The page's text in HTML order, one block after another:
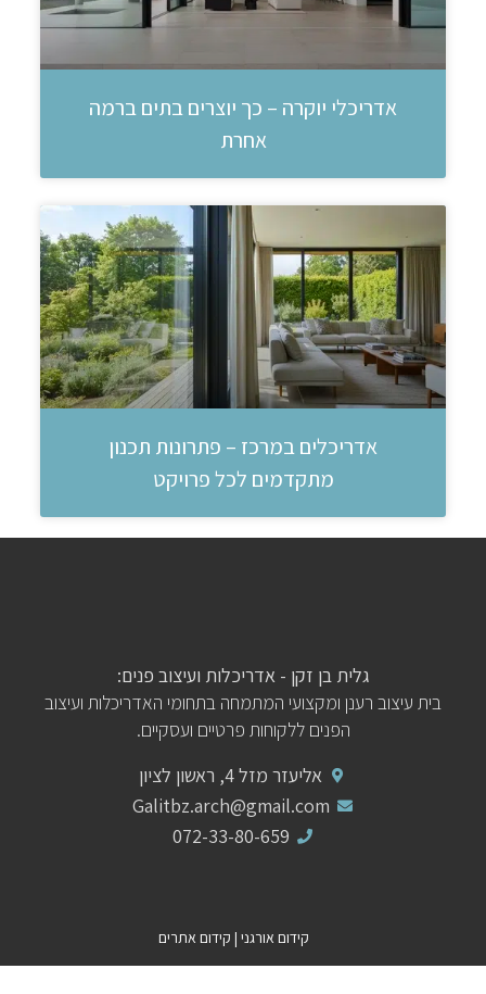
אדריכלי יוקרה – כך יוצרים בתים ברמה
אחרת
אדריכלים במרכז – פתרונות תכנון
מתקדמים לכל פרויקט
גלית בן זקן - אדריכלות ועיצוב פנים:
בית עיצוב רענן ומקצועי המתמחה בתחומי האדריכלות ועיצוב
הפנים ללקוחות פרטיים ועסקיים.
אליעזר מזל 4, ראשון לציון
Galitbz.arch@gmail.com
072-33-80-659
קידום אורגני | קידום אתרים